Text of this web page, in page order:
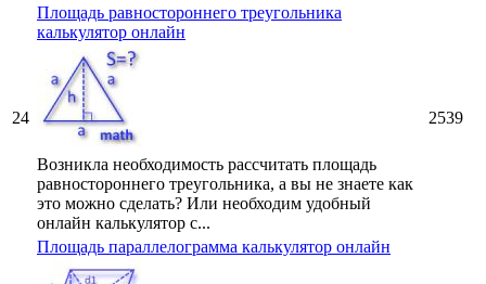
24
Площадь равностороннего треугольника
калькулятор онлайн
Возникла необходимость рассчитать площадь
равностороннего треугольника, а вы не знаете как
это можно сделать? Или необходим удобный
онлайн калькулятор с...
2539
Площадь параллелограмма калькулятор онлайн